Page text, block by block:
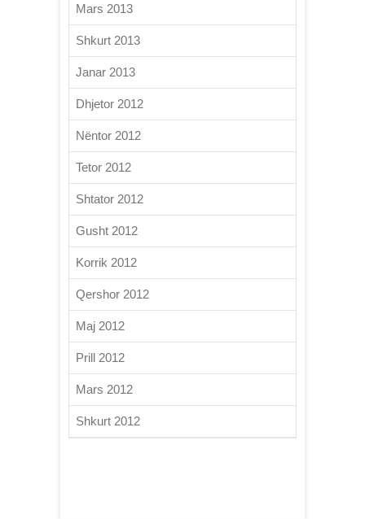
Mars 2013
Shkurt 2013
Janar 2013
Dhjetor 2012
Nëntor 2012
Tetor 2012
Shtator 2012
Gusht 2012
Korrik 2012
Qershor 2012
Maj 2012
Prill 2012
Mars 2012
Shkurt 2012